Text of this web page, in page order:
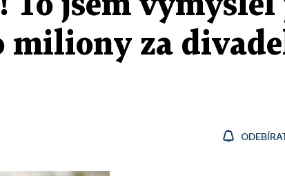
miliony za